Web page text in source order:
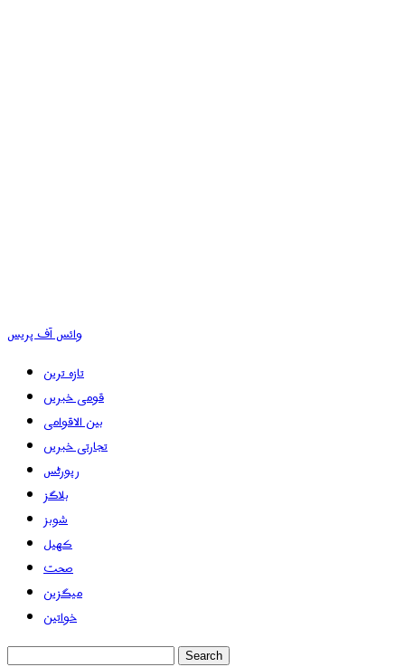
وائس آف پریس
تازہ ترین
قومی خبریں
بین الاقوامی
تجارتی خبریں
رپورٹس
بلاگز
شوبز
کھیل
صحت
میگزین
خواتین